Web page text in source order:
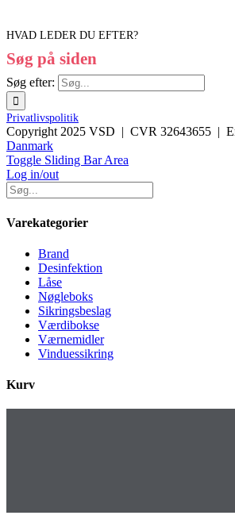
HVAD LEDER DU EFTER?
Søg på siden
Søg efter:
Privatlivspolitik
Copyright 2025 VSD | CVR 32643655 |
Danmark
Toggle Sliding Bar Area
Log in/out
Varekategorier
Brand
Desinfektion
Låse
Nøgleboks
Sikringsbeslag
Værdibokse
Værnemidler
Vinduessikring
Kurv